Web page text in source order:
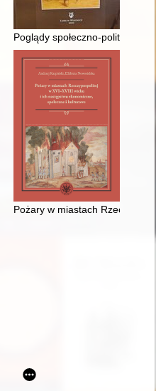
Wincentego Witosa do
Poglądy społeczno-polityczne
2023)
Pożary w miastach
i Rzeczypospolitej Polskiej dla